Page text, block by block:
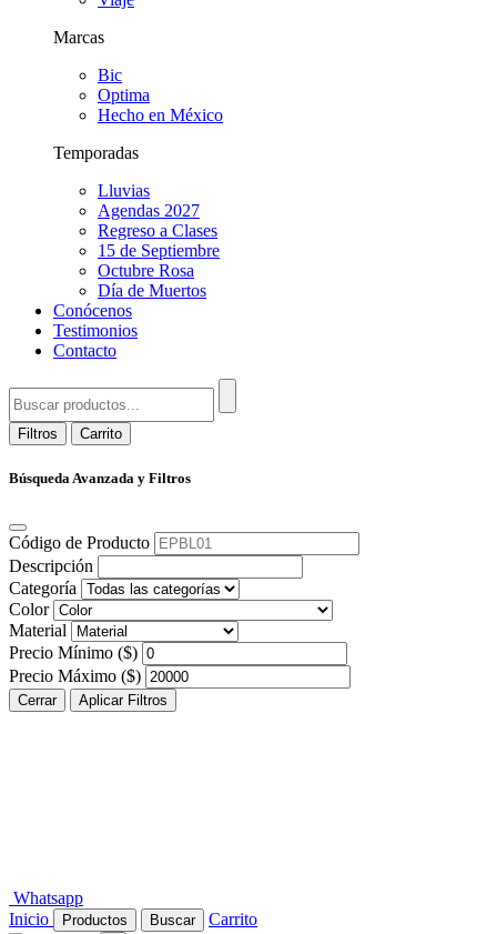
Marcas
Bic
Optima
Hecho en México
Temporadas
Lluvias
Agendas 2027
Regreso a Clases
15 de Septiembre
Octubre Rosa
Día de Muertos
Conócenos
Testimonios
Contacto
Filtros Carrito
Búsqueda Avanzada y Filtros
Código de Producto
Descripción
Categoría
Color
Material
Precio Mínimo ($)
Precio Máximo ($)
Cerrar Aplicar Filtros
Whatsapp
Inicio
Productos Buscar Carrito